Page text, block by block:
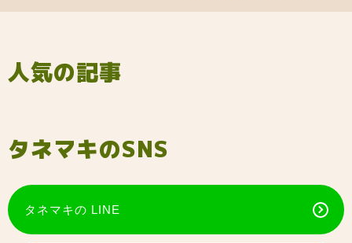
人気の記事
タネマキのSNS
タネマキの LINE